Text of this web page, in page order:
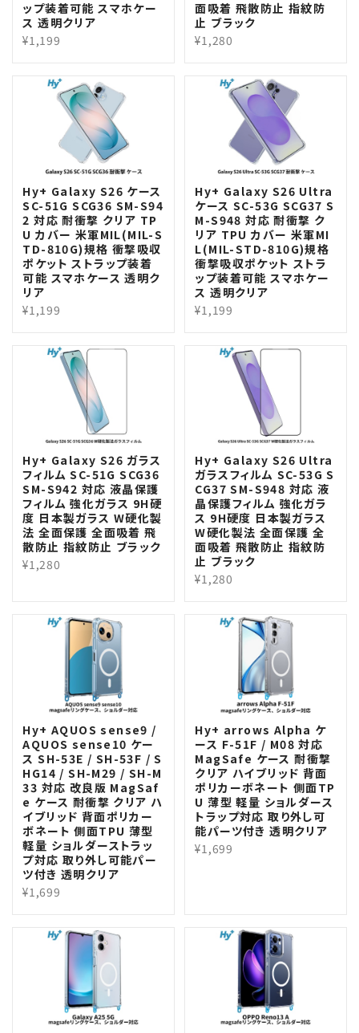
ップ装着可能 スマホケー
ス 透明クリア
¥1,199
面吸着 飛散防止 指紋防
止 ブラック
¥1,280
Hy+ Galaxy S26 ケース
SC-51G SCG36 SM-S94
2 対応 耐衝撃 クリア TP
U カバー 米軍MIL(MIL-S
TD-810G)規格 衝撃吸収
ポケット ストラップ装着
可能 スマホケース 透明ク
リア
¥1,199
Hy+ Galaxy S26 Ultra
ケース SC-53G SCG37 S
M-S948 対応 耐衝撃 ク
リア TPU カバー 米軍MI
L(MIL-STD-810G)規格
衝撃吸収ポケット ストラ
ップ装着可能 スマホケー
ス 透明クリア
¥1,199
Hy+ Galaxy S26 ガラス
フィルム SC-51G SCG36
SM-S942 対応 液晶保護
フィルム 強化ガラス 9H硬
度 日本製ガラス W硬化製
法 全面保護 全面吸着 飛
散防止 指紋防止 ブラック
¥1,280
Hy+ Galaxy S26 Ultra
ガラスフィルム SC-53G S
CG37 SM-S948 対応 液
晶保護フィルム 強化ガラ
ス 9H硬度 日本製ガラス
W硬化製法 全面保護 全
面吸着 飛散防止 指紋防
止 ブラック
¥1,280
Hy+ AQUOS sense9 /
AQUOS sense10 ケー
ス SH-53E / SH-53F / S
HG14 / SH-M29 / SH-M
33 対応 改良版 MagSaf
e ケース 耐衝撃 クリア ハ
イブリッド 背面ポリカー
ボネート 側面TPU 薄型
軽量 ショルダーストラッ
プ対応 取り外し可能パー
ツ付き 透明クリア
¥1,699
Hy+ arrows Alpha ケ
ース F-51F / M08 対応
MagSafe ケース 耐衝撃
クリア ハイブリッド 背面
ポリカーボネート 側面TP
U 薄型 軽量 ショルダース
トラップ対応 取り外し可
能パーツ付き 透明クリア
¥1,699